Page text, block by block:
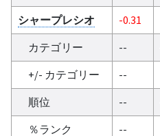
シャープレシオ
-0.31
カテゴリー
--
+/- カテゴリー
--
順位
--
％ランク
--